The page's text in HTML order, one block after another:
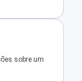
sobre um